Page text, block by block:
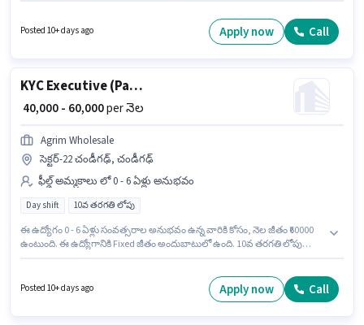
ఉద్యోగం, ఇందులో DAY shift మరియు వారానికి 6 days working ఉంటాయి. ఈ
ఉద్యోగం 0 - 6 ఏళ్లు సంవత్సరాల అనుభవం ఉన్న వారికి కోసం అనుకూలంగా
Posted 10+ days ago Apply now Call
KYC Executive (Part-Time)
₹ 40,000 - 60,000per నెల
Agrim Wholesale
సెక్టర్-22 చండీగఢ్, చండీగఢ్
ఫీల్డ్ అమ్మకాలు లో 0 - 6 ఏళ్లు అనుభవం
Day shift 10వ తరగతి లోపు
ఈ ఉద్యోగం 0 - 6 ఏళ్లు సంవత్సరాల అనుభవం ఉన్న వారికి కోసం, నెల జీతం ₹60000
ఉంటుంది. ఈ ఉద్యోగానికి Fixed జీతం అందుబాటులో ఉంది. 10వ తరగతి లోపు
చండీగఢ్, చండీగఢ్ లో ఉంది. Agrim Wholesale లో ఫీల్డ్ అమ్మకాలు విభాగంలో KYC
Posted 10+ days ago Apply now Call